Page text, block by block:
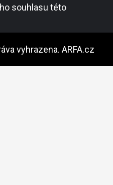
souhlasu této
vyhrazena. ARFA.cz